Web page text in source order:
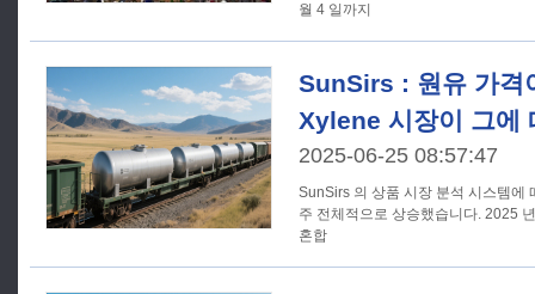
월 4 일까지
SunSirs : 원유 가격
Xylene 시장이 그에
2025-06-25 08:57:47
SunSirs 의 상품 시장 분석 시스템에
주 전체적으로 상승했습니다. 2025
혼합